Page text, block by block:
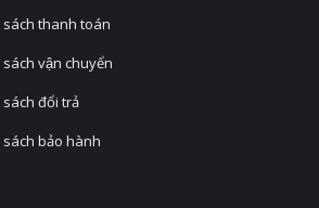
sách thanh toán
vận chuyển
sách đổi trả
sách bảo hành